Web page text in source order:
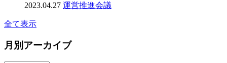
2023.04.27 運営推進会議
全て表示
月別アーカイブ